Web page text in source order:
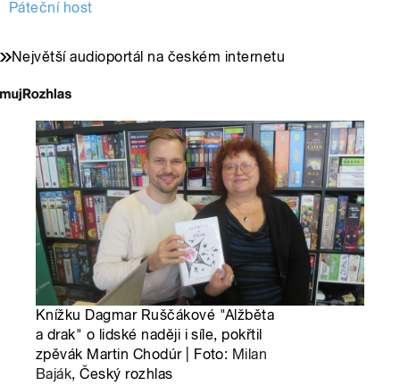
Páteční host
Největší audioportál na českém internetu
Knížku Dagmar Ruščákové "Alžběta
a drak" o lidské naději i síle, pokřtil
zpěvák Martin Chodúr | Foto: Milan
Baják, Český rozhlas